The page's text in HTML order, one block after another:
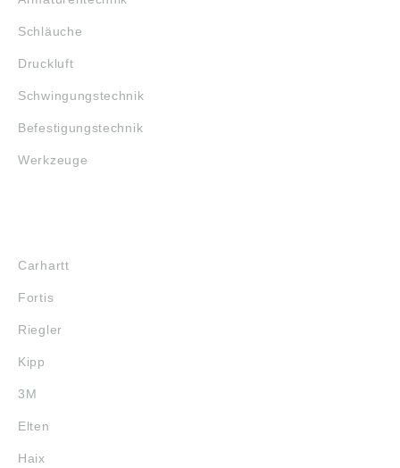
Schläuche
Druckluft
Schwingungstechnik
Befestigungstechnik
Werkzeuge
Carhartt
Fortis
Riegler
Kipp
3M
Elten
Haix